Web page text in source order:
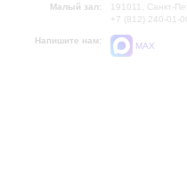
Малый зал:
191011, Санкт-
+7 (812) 240-01-
Напишите нам:
MAX